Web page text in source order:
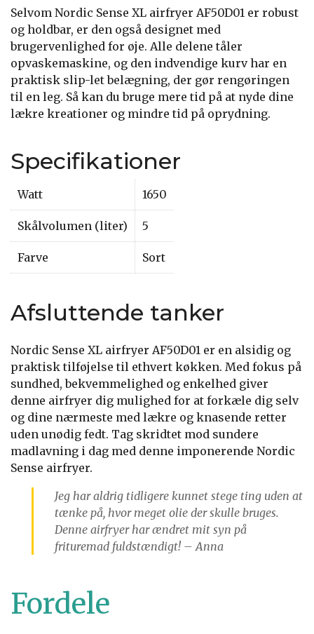
Selvom Nordic Sense XL airfryer AF50D01 er robust
og holdbar, er den også designet med
brugervenlighed for øje. Alle delene tåler
opvaskemaskine, og den indvendige kurv har en
praktisk slip-let belægning, der gør rengøringen
til en leg. Så kan du bruge mere tid på at nyde dine
lækre kreationer og mindre tid på oprydning.
Specifikationer
Watt 1650
Skålvolumen (liter) 5
Farve Sort
Afsluttende tanker
Nordic Sense XL airfryer AF50D01 er en alsidig og
praktisk tilføjelse til ethvert køkken. Med fokus på
sundhed, bekvemmelighed og enkelhed giver
denne airfryer dig mulighed for at forkæle dig selv
og dine nærmeste med lækre og knasende retter
uden unødig fedt. Tag skridtet mod sundere
madlavning i dag med denne imponerende Nordic
Sense airfryer.
Jeg har aldrig tidligere kunnet stege ting uden at
tænke på, hvor meget olie der skulle bruges.
Denne airfryer har ændret mit syn på
frituremad fuldstændigt! – Anna
Fordele